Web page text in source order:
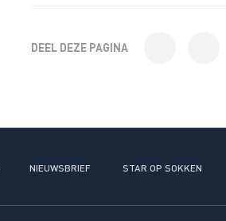
DEEL DEZE PAGINA
NIEUWSBRIEF STAR OP SOKKEN